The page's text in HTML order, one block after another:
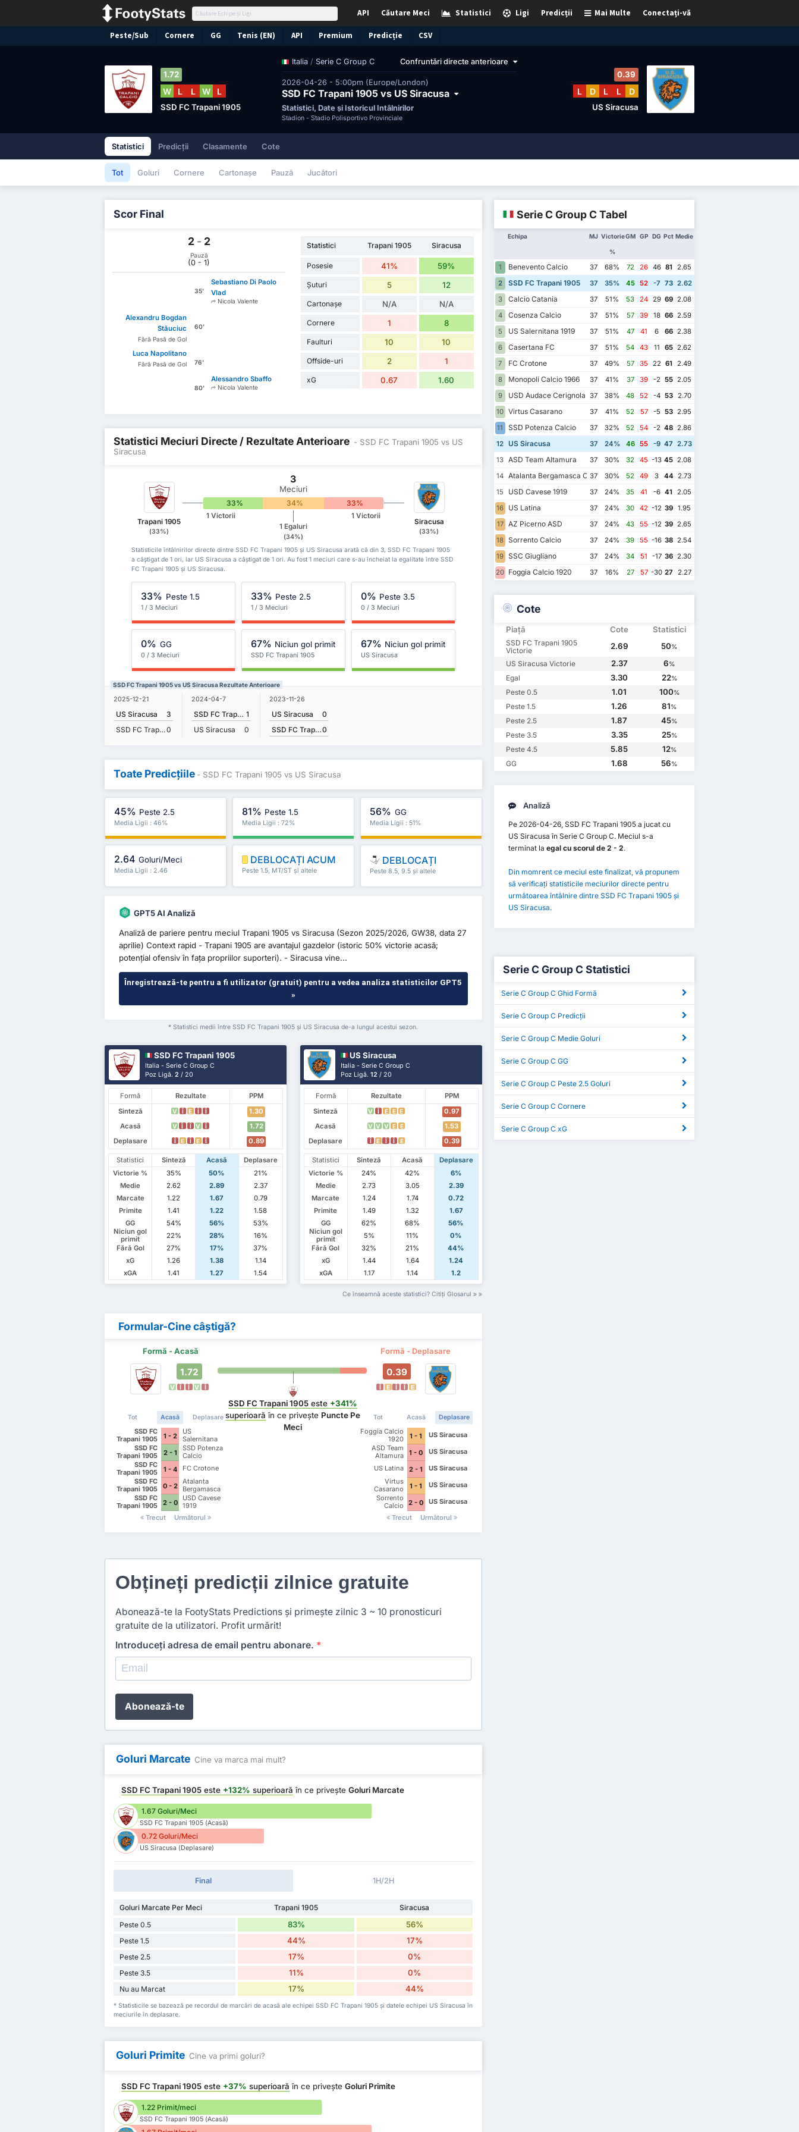
Conectați-vă
Mai Multe
Predicții
Ligi
Statistici
Căutare Meci
API
Peste/Sub Cornere GG Tenis (EN) API Premium Predicție CSV
Italia / Serie C Group C Confruntări directe anterioare
2026-04-26 - 5:00pm (Europe/London)
SSD FC Trapani 1905 vs US Siracusa
Statistici, Date și Istoricul Întâlnirilor
Stadion - Stadio Polisportivo Provinciale
1.72
W L L W L
SSD FC Trapani 1905
0.39
L D L L D
US Siracusa
Statistici Predicții Clasamente Cote
Tot Goluri Cornere Cartonașe Pauză Jucători
Scor Final
2 - 2
Pauză
(0 - 1)
35'
Sebastiano Di Paolo
Vlad
Nicola Valente
Alexandru Bogdan
Stăuciuc
Fără Pasă de Gol
60'
Luca Napolitano
Fără Pasă de Gol 76'
80'
Alessandro Sbaffo
Nicola Valente
Statistici Trapani 1905 Siracusa
Posesie 41% 59%
Șuturi 5 12
Cartonașe N/A N/A
Cornere 1 8
Faulturi 10 10
Offside-uri 2 1
xG 0.67 1.60
Statistici Meciuri Directe / Rezultate Anterioare - SSD FC Trapani 1905 vs US
Siracusa
Trapani 1905
(33%)
3
Meciuri
33% 34% 33%
1 Victorii
1 Egaluri
(34%)
1 Victorii
Siracusa
(33%)
Statisticile întâlnirilor directe dintre SSD FC Trapani 1905 și US Siracusa arată că din 3, SSD FC Trapani 1905
a câștigat de 1 ori, iar US Siracusa a câștigat de 1 ori. Au fost 1 meciuri care s-au încheiat la egalitate între SSD
FC Trapani 1905 și US Siracusa.
33% Peste 1.5
1 / 3 Meciuri
33% Peste 2.5
1 / 3 Meciuri
0% Peste 3.5
0 / 3 Meciuri
0% GG
0 / 3 Meciuri
67% Niciun gol primit
SSD FC Trapani 1905
67% Niciun gol primit
US Siracusa
SSD FC Trapani 1905 vs US Siracusa Rezultate Anterioare
2025-12-21
US Siracusa
3
SSD FC Trapani 19050
2024-04-7
SSD FC Trapani 1905 1
US Siracusa
0
2023-11-26
US Siracusa
0
SSD FC Trapani 19050
Toate Predicțiile - SSD FC Trapani 1905 vs US Siracusa
45% Peste 2.5
Media Ligii : 46%
81% Peste 1.5
Media Ligii : 72%
56% GG
Media Ligii : 51%
2.64 Goluri/Meci
Media Ligii : 2.46
DEBLOCAȚI ACUM
Peste 1.5, MT/ST și altele
DEBLOCAȚI
Peste 8.5, 9.5 și altele
GPT5 AI Analiză
Analiză de pariere pentru meciul Trapani 1905 vs Siracusa (Sezon 2025/2026, GW38, data 27
aprilie) Context rapid - Trapani 1905 are avantajul gazdelor (istoric 50% victorie acasă;
potențial ofensiv în fața propriilor suporteri). - Siracusa vine...
Înregistrează-te pentru a fi utilizator (gratuit) pentru a vedea analiza statisticilor GPT5
»
* Statistici medii între SSD FC Trapani 1905 și US Siracusa de-a lungul acestui sezon.
SSD FC Trapani 1905
Italia - Serie C Group C
Poz Ligă.2 / 20
Formă Rezultate
PPM
Sinteză
V Î E Î Î
1.30
Acasă
V Î Î V Î
1.72
Deplasare
Î E Î E Î 0.89
Statistici Sinteză Acasă
Deplasare
Victorie %
35% 50%
21%
Medie
2.62 2.89
2.37
Marcate
1.22 1.67
0.79
Primite
1.41 1.22
1.58
GG
54% 56%
53%
Niciun gol
primit
22% 28%
16%
Fără Gol
27% 17%
37%
xG
1.26 1.38
1.14
xGA
1.41 1.27 1.54
US Siracusa
Italia - Serie C Group C
Poz Ligă.12 / 20
Formă Rezultate
PPM
Sinteză
V Î E E E
0.97
Acasă
V V V E E
1.53
Deplasare
Î E Î Î E 0.39
Statistici Sinteză Acasă
Deplasare
Victorie %
24% 42%
6%
Medie
2.73 3.05
2.39
Marcate
1.24 1.74
0.72
Primite
1.49 1.32
1.67
GG
62% 68%
56%
Niciun gol
primit
5% 11%
0%
Fără Gol
32% 21%
44%
xG
1.44 1.64
1.24
xGA
1.17 1.14 1.2
Ce înseamnă aceste statistici? Citiți Glosarul
Formular-Cine câștigă?
Formă - Acasă Formă - Deplasare
1.72
V Î Î V Î
Tot Acasă Deplasare
SSD FC
Trapani 1905
1 - 2
US
Salernitana
1919
SSD FC
Trapani 1905
2 - 1
SSD Potenza
Calcio
SSD FC
Trapani 1905
1 - 4
FC Crotone
SSD FC
Trapani 1905
0 - 2
Atalanta
Bergamasca
Calcio U23
SSD FC
Trapani 1905
2 - 0
USD Cavese
1919
Trecut
Următorul
SSD FC Trapani 1905 este +341%
superioară în ce privește Puncte Pe
Meci
0.39
Î E Î Î E
Tot Acasă Deplasare
Foggia Calcio
1920
1 - 1
US Siracusa
ASD Team
Altamura
1 - 0
US Siracusa
US Latina
2 - 1
US Siracusa
Virtus
Casarano
1 - 1
US Siracusa
Sorrento
Calcio
2 - 0
US Siracusa
Trecut
Următorul
Obțineți predicții zilnice gratuite
Abonează-te la FootyStats Predictions și primește zilnic 3 ~ 10 pronosticuri
gratuite de la utilizatori. Profit urmărit!
Introduceți adresa de email pentru abonare. *
Abonează-te
Goluri Marcate Cine va marca mai mult?
SSD FC Trapani 1905 este +132% superioară în ce priveșteGoluri Marcate
1.67 Goluri/Meci
SSD FC Trapani 1905 (Acasă)
0.72 Goluri/Meci
US Siracusa (Deplasare)
Final 1H/2H
Goluri Marcate Per Meci Trapani 1905
Siracusa
Peste 0.5
83% 56%
Peste 1.5 44% 17%
Peste 2.5 17% 0%
Peste 3.5 11% 0%
Nu au Marcat 17% 44%
* Statisticile se bazează pe recordul de marcări de acasă ale echipei SSD FC Trapani 1905 și datele echipei US Siracusa în
meciurile în deplasare.
Goluri Primite Cine va primi goluri?
SSD FC Trapani 1905 este +37% superioară în ce priveșteGoluri Primite
1.22 Primit/meci
SSD FC Trapani 1905 (Acasă)
Serie C Group C Tabel
Echipa MJ Victorie
%
GM GP DG Pct Medie
1 Benevento Calcio 37 68% 72 26 46 81
2.65
2
SSD FC Trapani 1905 37 35% 45 52 -7 73 2.62
3
Calcio Catania 37 51% 53 24 29 69 2.08
4
Cosenza Calcio 37 51% 57 39 18 66 2.59
5
US Salernitana 1919 37 51% 47 41 6 66 2.38
6
Casertana FC 37 51% 54 43 11 65 2.62
7
FC Crotone 37 49% 57 35 22 61
2.49
8
Monopoli Calcio 1966 37 41% 37 39 -2 55 2.05
9
USD Audace Cerignola 37 38% 48 52 -4 53 2.70
10 Virtus Casarano 37 41% 52 57 -5 53 2.95
11
SSD Potenza Calcio 37 32% 52 54 -2 48 2.86
12 US Siracusa 37 24% 46 55 -9 47 2.73
13 ASD Team Altamura 37 30% 32 45 -13 45 2.08
14 Atalanta Bergamasca Calcio U23
37 30% 52 49 3 44 2.73
15
USD Cavese 1919 37 24% 35 41 -6 41 2.05
16
US Latina 37 24% 30 42 -12 39
1.95
17 AZ Picerno ASD 37 24% 43 55 -12 39 2.65
18 Sorrento Calcio 37 24% 39 55 -16 38 2.54
19 SSC Giugliano 37 24% 34 51 -17 36 2.30
20 Foggia Calcio 1920 37 16% 27 57 -30 27 2.27
Cote
Piață Cote Statistici
SSD FC Trapani 1905
Victorie
2.69 50%
US Siracusa Victorie 2.37 6%
Egal 3.30 22%
Peste 0.5 1.01 100%
Peste 1.5 1.26 81%
Peste 2.5 1.87 45%
Peste 3.5 3.35 25%
Peste 4.5 5.85 12%
GG 1.68 56%
Analiză
Pe 2026-04-26, SSD FC Trapani 1905 a jucat cu
US Siracusa în Serie C Group C. Meciul s-a
terminat la egal cu scorul de 2 - 2.
Din momrent ce meciul este finalizat, vă propunem
să verificați statisticile meciurilor directe pentru
următoarea întâlnire dintre SSD FC Trapani 1905 și
US Siracusa.
Serie C Group C Statistici
Serie C Group C Ghid Formă
Serie C Group C Predicții
Serie C Group C Medie Goluri
Serie C Group C GG
Serie C Group C Peste 2.5 Goluri
Serie C Group C Cornere
Serie C Group C xG